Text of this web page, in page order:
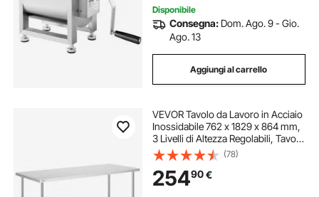
Disponibile
Consegna: Dom. Ago. 9 - Gio.
Ago. 13
Aggiungi al carrello
VEVOR Tavolo da Lavoro in Acciaio
Inossidabile 762 x 1829 x 864 mm,
3 Livelli di Altezza Regolabili, Tavolo
Resistente per Preparazione
Alimenti Ristoranti Cucina
Commerciale, Argento
(78)
25490€